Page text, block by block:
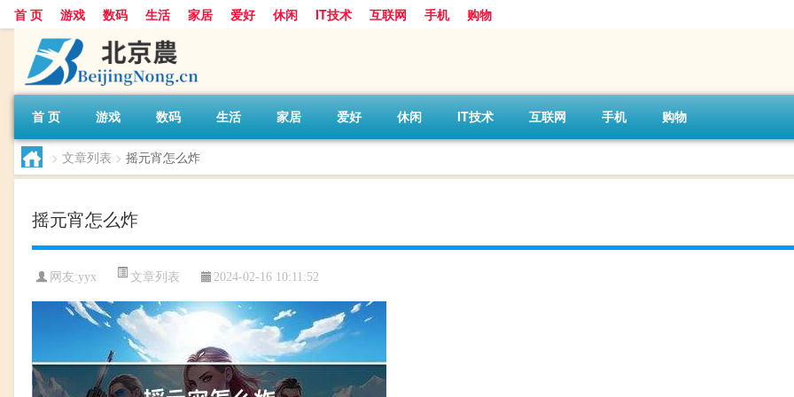
首 页 游戏 数码 生活 家居 爱好 休闲 IT技术 互联网 手机 购物
首 页 游戏 数码 生活 家居 爱好 休闲 IT技术 互联网 手机 购物
> 文章列表 > 摇元宵怎么炸
摇元宵怎么炸
网友:yyx 文章列表 2024-02-16 10:11:52